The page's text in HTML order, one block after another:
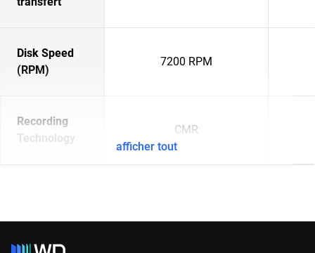
Disk Speed
(RPM)
7200 RPM
Recording
Technology
CMR
afficher tout